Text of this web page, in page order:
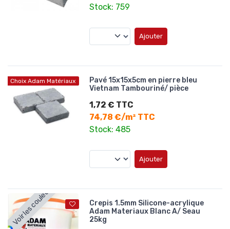
Stock: 759
Ajouter
Choix Adam Matériaux
Pavé 15x15x5cm en pierre bleu
Vietnam Tambouriné/ pièce
1,72 € TTC
74,78 €/m² TTC
Stock: 485
Ajouter
Voir les couleurs
Crepis 1.5mm Silicone-acrylique
Adam Materiaux Blanc A/ Seau
25kg